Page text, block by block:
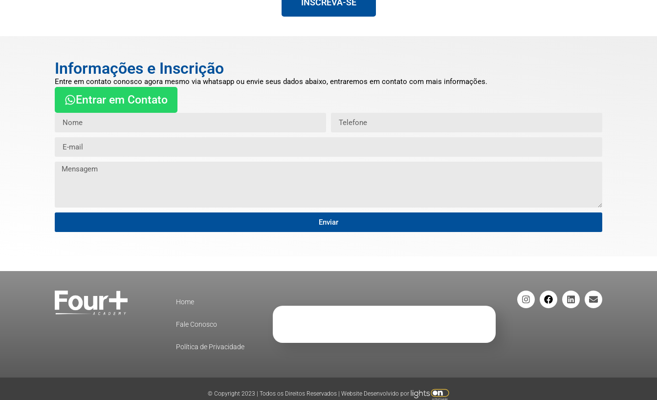
INSCREVA-SE
Informações e Inscrição
Entre em contato conosco agora mesmo via whatsapp ou envie seus dados abaixo, entraremos em contato com mais informações.
Entrar em Contato
Enviar
Home
Fale Conosco
Política de Privacidade
© Copyright 2023 | Todos os Direitos Reservados | Website Desenvolvido por